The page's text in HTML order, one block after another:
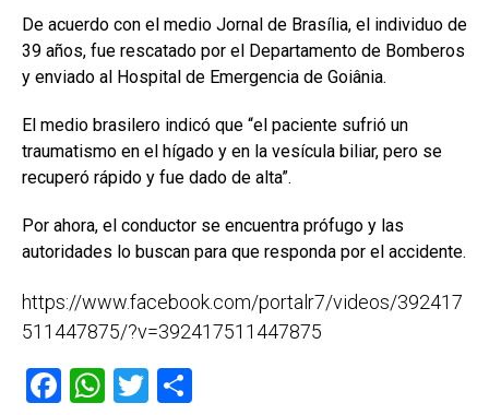
De acuerdo con el medio Jornal de Brasília, el individuo de
39 años, fue rescatado por el Departamento de Bomberos
y enviado al Hospital de Emergencia de Goiânia.
El medio brasilero indicó que “el paciente sufrió un
traumatismo en el hígado y en la vesícula biliar, pero se
recuperó rápido y fue dado de alta”.
Por ahora, el conductor se encuentra prófugo y las
autoridades lo buscan para que responda por el accidente.
https://www.facebook.com/portalr7/videos/392417
511447875/?v=392417511447875
F
W T